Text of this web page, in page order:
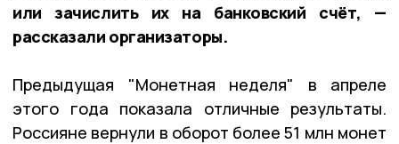
или зачислить их на банковский счёт, —
рассказали организаторы.
Предыдущая "Монетная неделя" в апреле
этого года показала отличные результаты.
Россияне вернули в оборот более 51 млн монет